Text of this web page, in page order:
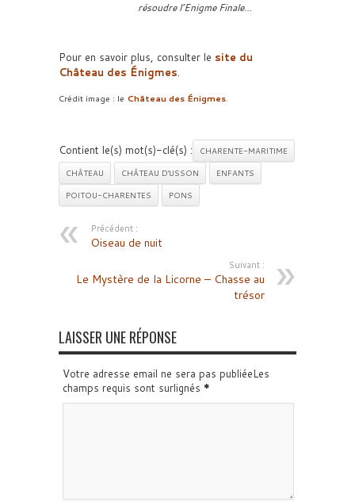
résoudre l’Enigme Finale…
Pour en savoir plus, consulter le site du
Château des Énigmes.
Crédit image : le Château des Énigmes.
Contient le(s) mot(s)-clé(s) :
CHARENTE-MARITIME
CHÂTEAU
CHÂTEAU D'USSON
ENFANTS
POITOU-CHARENTES
PONS
Précédent :
Oiseau de nuit
Suivant :
Le Mystère de la Licorne – Chasse au
trésor
LAISSER UNE RÉPONSE
Votre adresse email ne sera pas publiéeLes
champs requis sont surlignés *